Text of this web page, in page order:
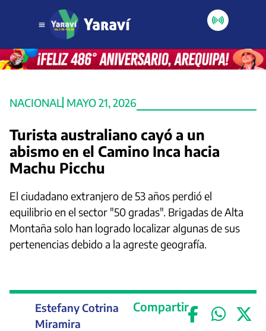
NACIONAL MAYO 21, 2026
Turista australiano cayó a un
abismo en el Camino Inca hacia
Machu Picchu
El ciudadano extranjero de 53 años perdió el
equilibrio en el sector "50 gradas". Brigadas de Alta
Montaña solo han logrado localizar algunas de sus
pertenencias debido a la agreste geografía.
Estefany Cotrina
Miramira
Compartir